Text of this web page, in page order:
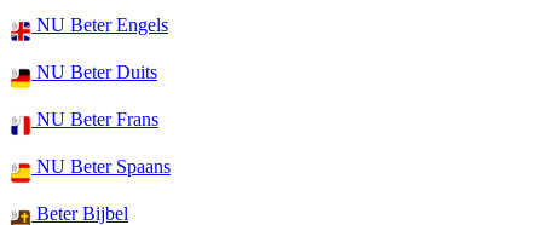
NU Beter Engels
NU Beter Duits
NU Beter Frans
NU Beter Spaans
Beter Bijbel